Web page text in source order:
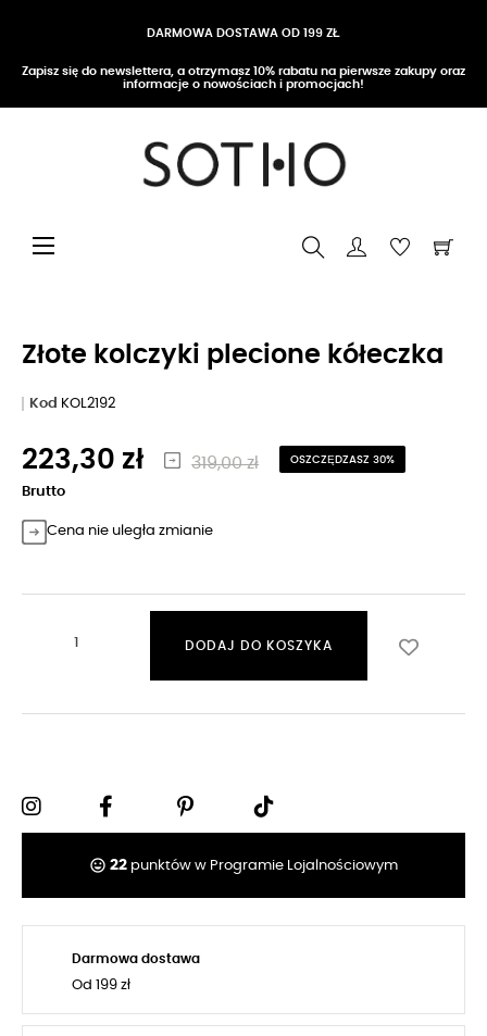
DARMOWA DOSTAWA OD 199 ZŁ
Zapisz się do newslettera, a otrzymasz 10% rabatu na pierwsze zakupy oraz
informacje o nowościach i promocjach!
Przełącz nawigację
☰
Złote kolczyki plecione kółeczka
Kod KOL2192
223,30 zł 319,00 zł OSZCZĘDZASZ 30%
Brutto
Cena nie uległa zmianie
DODAJ DO KOSZYKA
tag_faces 22 punktów w Programie Lojalnościowym
Darmowa dostawa
Od 199 zł